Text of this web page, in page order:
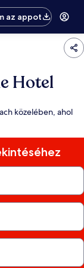
az appot
Hotel
közelében, ahol